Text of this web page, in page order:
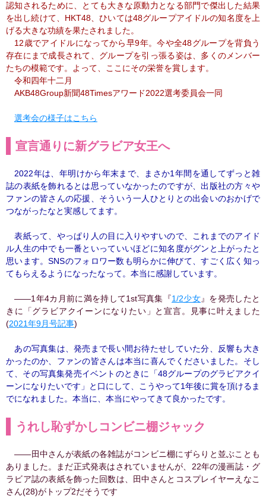
認知されるために、とても大きな原動力となる部門で傑出した結果
を出し続けて、HKT48、ひいては48グループアイドルの知名度を上
げる大きな功績を果たされました。
12歳でアイドルになってから早9年。今や全48グループを背負う
存在にまで成長されて、グループを引っ張る姿は、多くのメンバー
たちの模範です。よって、ここにその栄誉を賞します。
令和四年十二月
AKB48Group新聞48Timesアワード2022選考委員会一同
選考会の様子はこちら
宣言通りに新グラビア女王へ
2022年は、年明けから年末まで、まさか1年間を通してずっと雑
誌の表紙を飾れるとは思っていなかったのですが、出版社の方々や
ファンの皆さんの応援、そういう一人ひとりとの出会いのおかげで
つながったなと実感してます。
表紙って、やっぱり人の目に入りやすいので、これまでのアイド
ル人生の中でも一番といっていいほどに知名度がグンと上がったと
思います。SNSのフォロワー数も明らかに伸びて、すごく広く知っ
てもらえるようになったなって。本当に感謝しています。
――1年4カ月前に満を持して1st写真集『1/2少女』を発売したと
きに「グラビアクイーンになりたい」と宣言。見事に叶えました
(2021年9月号記事)
あの写真集は、発売まで長い間お待たせしていた分、反響も大き
かったのか、ファンの皆さんは本当に喜んでくださいました。そし
て、その写真集発売イベントのときに「48グループのグラビアクイ
ーンになりたいです」と口にして、こうやって1年後に賞を頂けるま
でになれました。本当に、本当にやってきて良かったです。
うれし恥ずかしコンビニ棚ジャック
――田中さんが表紙の各雑誌がコンビニ棚にずらりと並ぶことも
ありました。まだ正式発表はされていませんが、22年の漫画誌・グ
ラビア誌の表紙を飾った回数は、田中さんとコスプレイヤーえなこ
さん(28)がトップ2だそうです